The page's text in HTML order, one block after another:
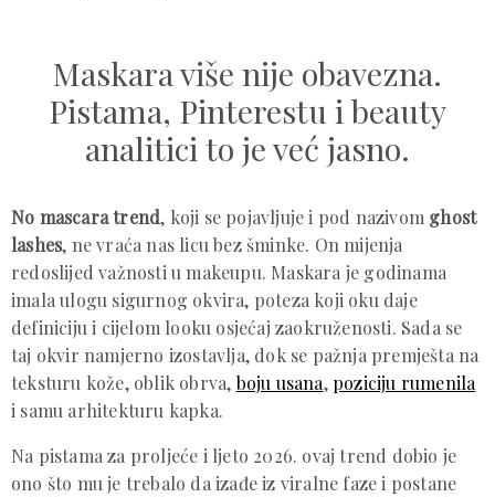
Maskara više nije obavezna.
Pistama, Pinterestu i beauty
analitici to je već jasno.
No mascara trend, koji se pojavljuje i pod nazivom ghost
lashes, ne vraća nas licu bez šminke. On mijenja
redoslijed važnosti u makeupu. Maskara je godinama
imala ulogu sigurnog okvira, poteza koji oku daje
definiciju i cijelom looku osjećaj zaokruženosti. Sada se
taj okvir namjerno izostavlja, dok se pažnja premješta na
teksturu kože, oblik obrva, boju usana, poziciju rumenila
i samu arhitekturu kapka.
Na pistama za proljeće i ljeto 2026. ovaj trend dobio je
ono što mu je trebalo da izađe iz viralne faze i postane